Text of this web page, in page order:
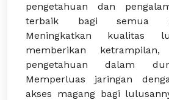
pengetahuan dan
terbaik bagi semua
Meningkatkan kualitas
memberikan
pengetahuan dalam
Memperluas jaringan
akses magang bagi